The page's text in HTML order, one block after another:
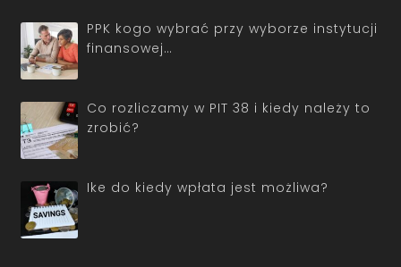
PPK kogo wybrać przy wyborze instytucji
finansowej…
Co rozliczamy w PIT 38 i kiedy należy to
zrobić?
Ike do kiedy wpłata jest możliwa?